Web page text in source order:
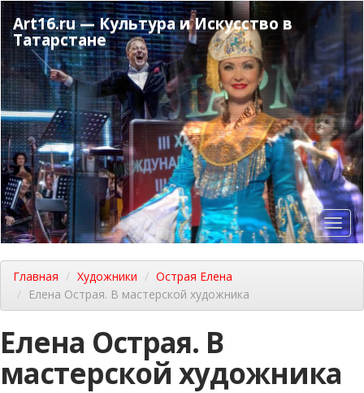
Перейти
к
основному
содержанию
Art16.ru — Культура и Искусство в
Татарстане
Главная Художники
Острая Елена
Елена Острая. В мастерской художника
Елена Острая. В
мастерской художника